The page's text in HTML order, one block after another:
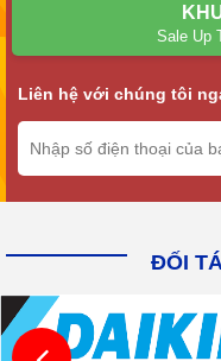
Sale Up
Liên hệ với chúng tôi
ĐỐI